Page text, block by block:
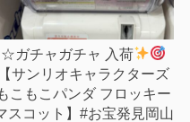
☆ガチャガチャ 入荷
【サンリオキャラクターズ
こもこパンダ フロッキー
スコット】#お宝発見岡山